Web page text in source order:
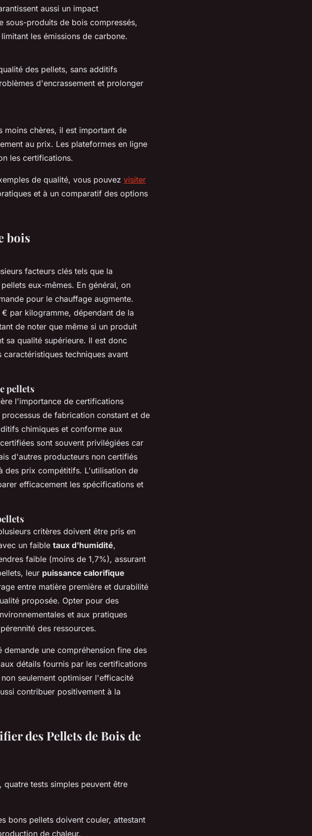
aussi un impact
sous-produits de bois compressés,
les émissions de carbone.
des pellets, sans additifs
d'encrassement et prolonger
moins chères, il est important de
au prix. Les plateformes en ligne
les certifications.
de qualité, vous pouvez visiter
et à un comparatif des options
bois
facteurs clés tels que la
eux-mêmes. En général, on
pour le chauffage augmente.
par kilogramme, dépendant de la
de noter que même si un produit
sa qualité supérieure. Il est donc
techniques avant
pellets
l'importance de certifications
de fabrication constant et de
chimiques et conforme aux
sont souvent privilégiées car
d'autres producteurs non certifiés
des prix compétitifs. L'utilisation de
efficacement les spécifications et
critères doivent être pris en
un faible taux d'humidité,
faible (moins de 1,7%), assurant
leur puissance calorifique
entre matière première et durabilité
proposée. Opter pour des
et aux pratiques
des ressources.
une compréhension fine des
détails fournis par les certifications
seulement optimiser l'efficacité
contribuer positivement à la
des Pellets de Bois de
, quatre tests simples peuvent être
bons pellets doivent couler, attestant
de chaleur.